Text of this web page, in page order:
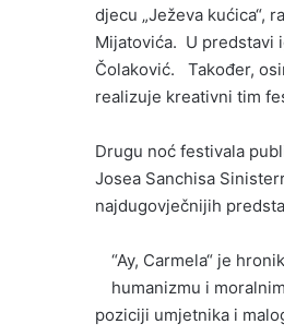
djecu „Ježeva kućica“,
Mijatovića. U predstavi
Čolaković. Također,
realizuje kreativni tim
Drugu noć festivala
Josea Sanchisa
najdugovječnijih
“Ay, Carmela“ je
humanizmu i
poziciji umjetnika i